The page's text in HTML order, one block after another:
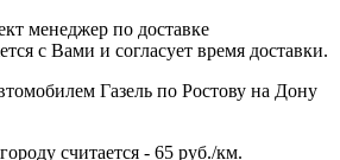
менеджер по доставке
с Вами и согласует время доставки.
Газель по Ростову на Дону
считается - 65 руб./км.